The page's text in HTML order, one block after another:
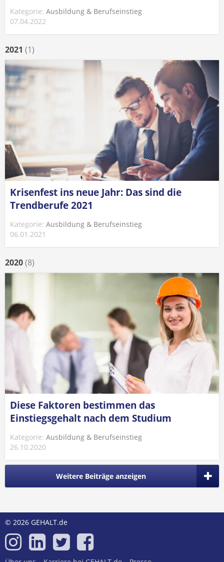
Kategorie: Ausbildung & Berufseinstieg
07.04.2022
2021 (1)
Krisenfest ins neue Jahr: Das sind die
Trendberufe 2021
Kategorie: Ausbildung & Berufseinstieg
06.01.2021
2020(8)
Diese Faktoren bestimmen das
Einstiegsgehalt nach dem Studium
Kategorie: Ausbildung & Berufseinstieg
26.10.2020
Weitere Beiträge anzeigen
© 2026 GEHALT.de